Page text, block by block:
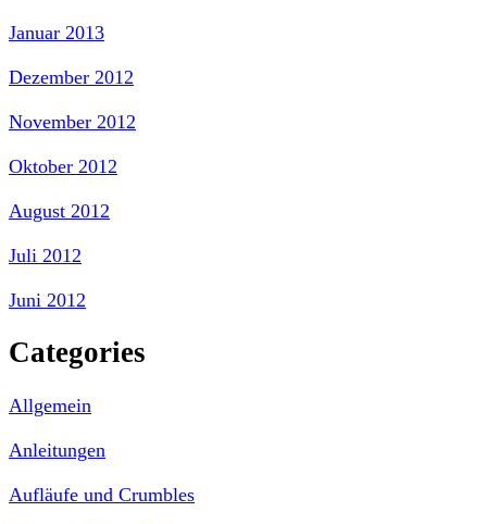
Januar 2013
Dezember 2012
November 2012
Oktober 2012
August 2012
Juli 2012
Juni 2012
Categories
Allgemein
Anleitungen
Aufläufe und Crumbles